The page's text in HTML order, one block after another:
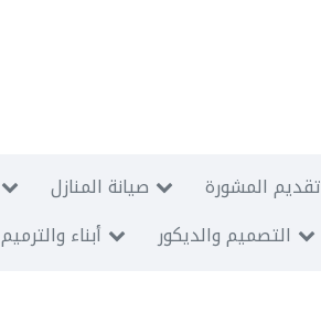
صيانة المنازل تقديم المشورة
أبناء والترميم التصميم والديكور